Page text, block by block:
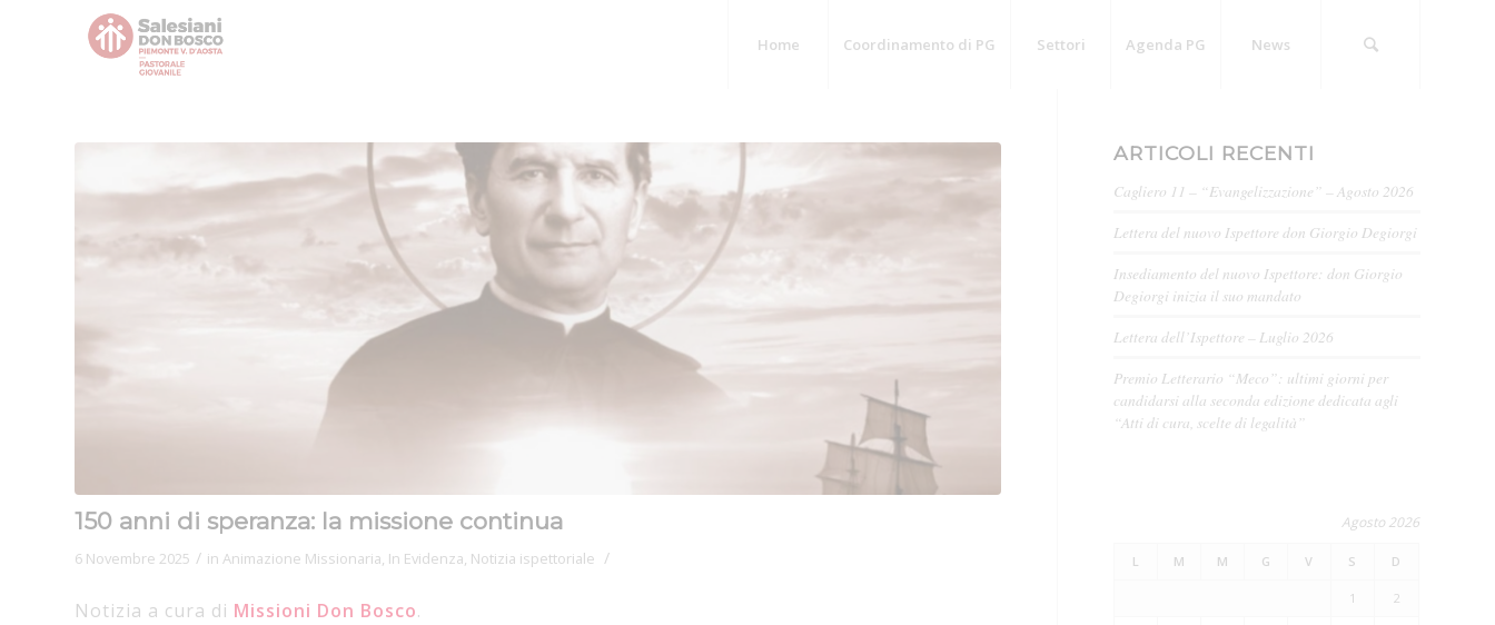
Home Coordinamento di PG Settori Agenda PG News
150 anni di speranza: la missione continua
6 Novembre 2025 / in Animazione Missionaria In Evidenza Notizia ispettoriale /
Notizia a cura di Missioni Don Bosco.
ARTICOLI RECENTI
Cagliero 11 – “Evangelizzazione” – Agosto 2026
Lettera del nuovo Ispettore don Giorgio Degiorgi
Insediamento del nuovo Ispettore: don Giorgio
Degiorgi inizia il suo mandato
Lettera dell’Ispettore – Luglio 2026
Premio Letterario “Meco”: ultimi giorni per
candidarsi alla seconda edizione dedicata agli
“Atti di cura, scelte di legalità”
Agosto 2026
L M M G V S D
1 2